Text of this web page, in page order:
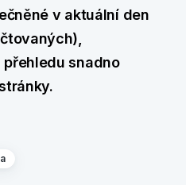
v aktuální den
snadno